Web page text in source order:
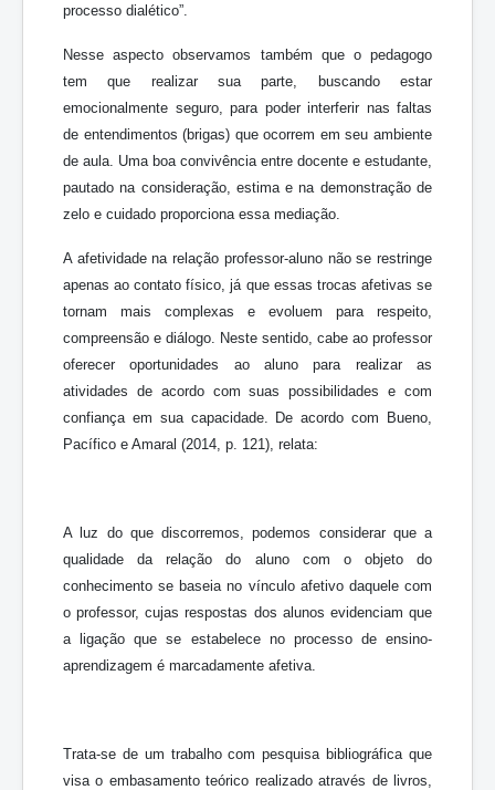
processo dialético”.
Nesse aspecto observamos também que o pedagogo
tem que realizar sua parte, buscando estar
emocionalmente seguro, para poder interferir nas faltas
de entendimentos (brigas) que ocorrem em seu ambiente
de aula. Uma boa convivência entre docente e estudante,
pautado na consideração, estima e na demonstração de
zelo e cuidado proporciona essa mediação.
A afetividade na relação professor-aluno não se restringe
apenas ao contato físico, já que essas trocas afetivas se
tornam mais complexas e evoluem para respeito,
compreensão e diálogo. Neste sentido, cabe ao professor
oferecer oportunidades ao aluno para realizar as
atividades de acordo com suas possibilidades e com
confiança em sua capacidade. De acordo com Bueno,
Pacífico e Amaral (2014, p. 121), relata:
A luz do que discorremos, podemos considerar que a
qualidade da relação do aluno com o objeto do
conhecimento se baseia no vínculo afetivo daquele com
o professor, cujas respostas dos alunos evidenciam que
a ligação que se estabelece no processo de ensino-
aprendizagem é marcadamente afetiva.
Trata-se de um trabalho com pesquisa bibliográfica que
visa o embasamento teórico realizado através de livros,